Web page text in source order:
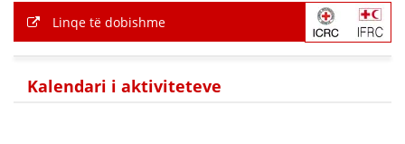
Linqe të dobishme
Kalendari i aktiviteteve